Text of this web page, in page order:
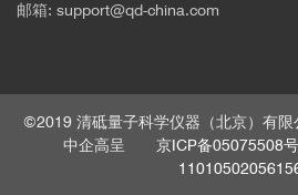
邮箱: support@qd-china.com
©2019 清砥量子科学仪器（北京）有限
中企高呈 京ICP备05075508